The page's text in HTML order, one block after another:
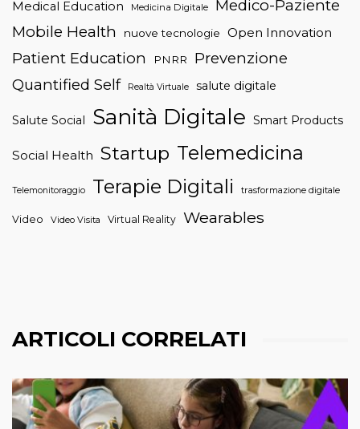
Medical Education Medicina Digitale
Medico-Paziente
Mobile Health
nuove tecnologie Open Innovation
Patient Education PNRR
Prevenzione
Quantified Self
Realtà Virtuale salute digitale
Salute Social Sanità Digitale Smart Products
Social Health Startup Telemedicina
Telemonitoraggio Terapie Digitali trasformazione digitale
Video Video Visita Virtual Reality Wearables
ARTICOLI CORRELATI